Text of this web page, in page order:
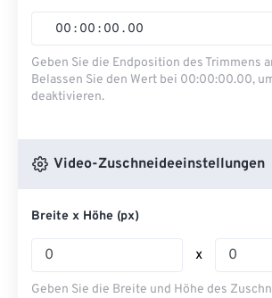
00 : 00 : 00 . 00
Geben Sie die Endposition des Trimmens
Belassen Sie den Wert bei 00:00:00.00,
deaktivieren.
Video-Zuschneideeinstellungen
Breite x Höhe (px)
x
Geben Sie die Breite und Höhe des